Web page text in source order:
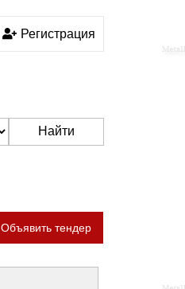
Регистрация
Найти
Объявить тендер